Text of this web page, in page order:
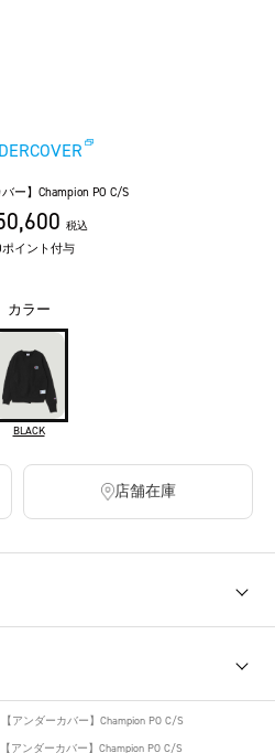
ー】Champion PO C/S
税込
イント付与
カラー
BLACK
店舗在庫
【アンダーカバー】Champion PO C/S
【アンダーカバー】Champion PO C/S